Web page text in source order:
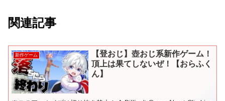
関連記事
新作ゲーム
【登おじ】壺おじ系新作ゲーム！
頂上は果てしないぜ！【おらふく
ん】